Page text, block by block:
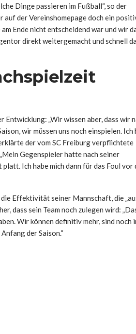
Dinge passieren im Fußball“, so der
auf der Vereinshomepage doch ein
Ende nicht entscheidend war und wir
direkt weitergemacht und schnell
Entwicklung: „Wir wissen aber, dass wir
wir müssen uns noch einspielen. Ich
der vom SC Freiburg verpflichtete
Gegenspieler hatte nach seiner
Ich habe mich dann für das Foul vor
Effektivität seiner Mannschaft, die
dass sein Team noch zulegen wird:
Wir können definitiv mehr, sind noch
der Saison.“